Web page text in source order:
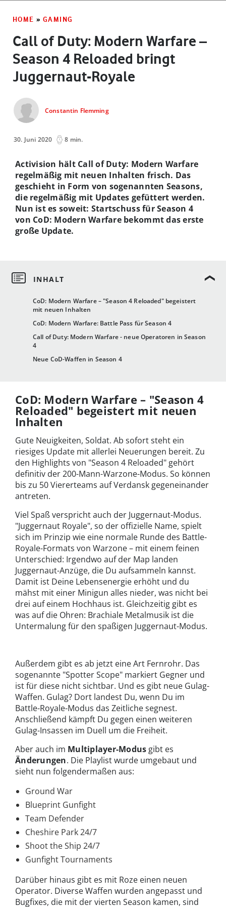
HOME » GAMING
Call of Duty: Modern Warfare –
Season 4 Reloaded bringt
Juggernaut-Royale
Constantin Flemming
30. Juni 2020 8 min.
CoD: Modern Warfare – "Season 4 Reloaded" begeistert
mit neuen Inhalten
CoD: Modern Warfare: Battle Pass für Season 4
Call of Duty: Modern Warfare - neue Operatoren in Season
4
Neue CoD-Waffen in Season 4
Activision hält Call of Duty: Modern Warfare
regelmäßig mit neuen Inhalten frisch. Das
geschieht in Form von sogenannten Seasons,
die regelmäßig mit Updates gefüttert werden.
Nun ist es soweit: Startschuss für Season 4
von CoD: Modern Warfare bekommt das erste
große Update.
CoD: Modern Warfare – "Season 4
Reloaded" begeistert mit neuen
Inhalten
Gute Neuigkeiten, Soldat. Ab sofort steht ein
riesiges Update mit allerlei Neuerungen bereit. Zu
den Highlights von "Season 4 Reloaded" gehört
definitiv der 200-Mann-Warzone-Modus. So können
bis zu 50 Viererteams auf Verdansk gegeneinander
antreten.
Viel Spaß verspricht auch der Juggernaut-Modus.
"Juggernaut Royale", so der offizielle Name, spielt
sich im Prinzip wie eine normale Runde des Battle-
Royale-Formats von Warzone – mit einem feinen
Unterschied: Irgendwo auf der Map landen
Juggernaut-Anzüge, die Du aufsammeln kannst.
Damit ist Deine Lebensenergie erhöht und du
mähst mit einer Minigun alles nieder, was nicht bei
drei auf einem Hochhaus ist. Gleichzeitig gibt es
was auf die Ohren: Brachiale Metalmusik ist die
Untermalung für den spaßigen Juggernaut-Modus.
Außerdem gibt es ab jetzt eine Art Fernrohr. Das
sogenannte "Spotter Scope" markiert Gegner und
ist für diese nicht sichtbar. Und es gibt neue Gulag-
Waffen. Gulag? Dort landest Du, wenn Du im
Battle-Royale-Modus das Zeitliche segnest.
Anschließend kämpft Du gegen einen weiteren
Gulag-Insassen im Duell um die Freiheit.
Aber auch im Multiplayer-Modus gibt es
Änderungen. Die Playlist wurde umgebaut und
sieht nun folgendermaßen aus:
Ground War
Blueprint Gunfight
Team Defender
Cheshire Park 24/7
Shoot the Ship 24/7
Gunfight Tournaments
Darüber hinaus gibt es mit Roze einen neuen
Operator. Diverse Waffen wurden angepasst und
Bugfixes, die mit der vierten Season kamen, sind